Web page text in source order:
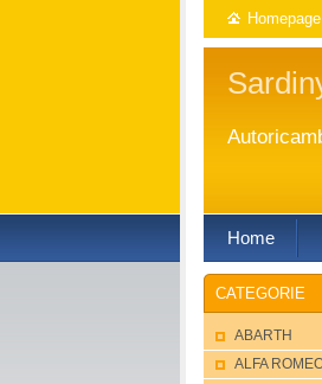
Homepage
Home
CATEGORIE
ABARTH
ALFA